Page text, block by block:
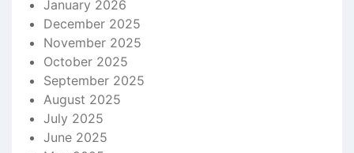
January 2026
December 2025
November 2025
October 2025
September 2025
August 2025
July 2025
June 2025